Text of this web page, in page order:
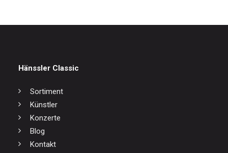
Hänssler Classic
Sortiment
Künstler
Konzerte
Blog
Kontakt